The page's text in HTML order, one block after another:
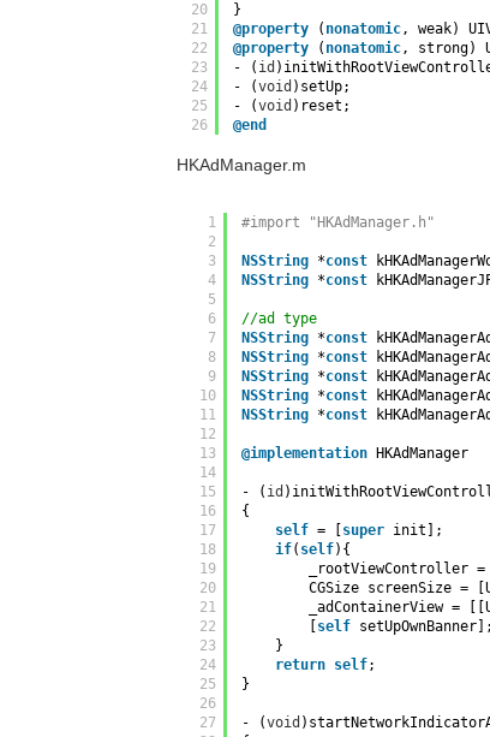
20
21
22
23
24
25
26
}
@property
( nonatomic, weak)
@property
( nonatomic, strong)
- ( id
- (void )setUp;
- (void )reset;
@end
HKAdManager.m
1
2
3
4
5
6
7
8
9
10
11
12
13
14
15
16
17
18
19
20
21
22
23
24
25
26
27
#import "HKAdManager.h"
NSString *const
NSString *const
//ad type
NSString *const
NSString *const
NSString *const
NSString *const
NSString *const
@implementation HKAdManager
- ( id
{
self = [ super init];
if( self){
_rootViewController
CGSize screenSize =
_adContainerView =
self setUpOwnBanner];
}
return self;
}
- (void